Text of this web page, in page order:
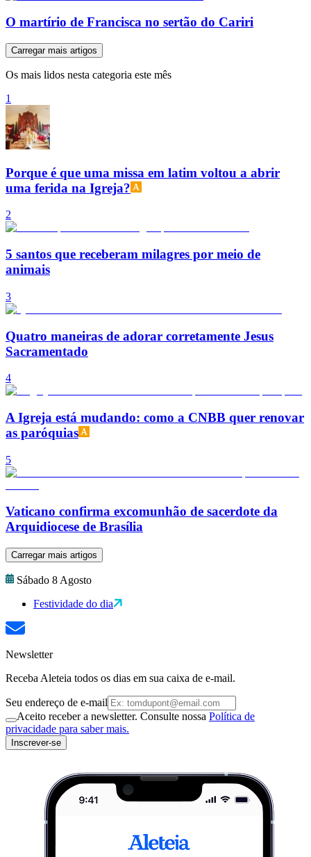
O martírio de Francisca no sertão do Cariri
Carregar mais artigos
Os mais lidos nesta categoria este mês
1
Porque é que uma missa em latim voltou a abrir
uma ferida na Igreja?
2
5 santos que receberam milagres por meio de
animais
3
Quatro maneiras de adorar corretamente Jesus
Sacramentado
4
A Igreja está mudando: como a CNBB quer renovar
as paróquias
5
Vaticano confirma excomunhão de sacerdote da
Arquidiocese de Brasília
Carregar mais artigos
Sábado 8 Agosto
Festividade do dia
Newsletter
Receba Aleteia todos os dias em sua caixa de e-mail.
Seu endereço de e-mail
Aceito receber a newsletter. Consulte nossa Política de
privacidade para saber mais.
Inscrever-se